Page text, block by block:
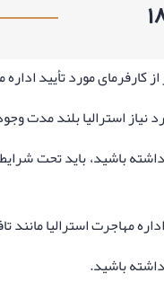
۱۸۶
استرالیا بلند مدت
قرار داشته باشید، باید